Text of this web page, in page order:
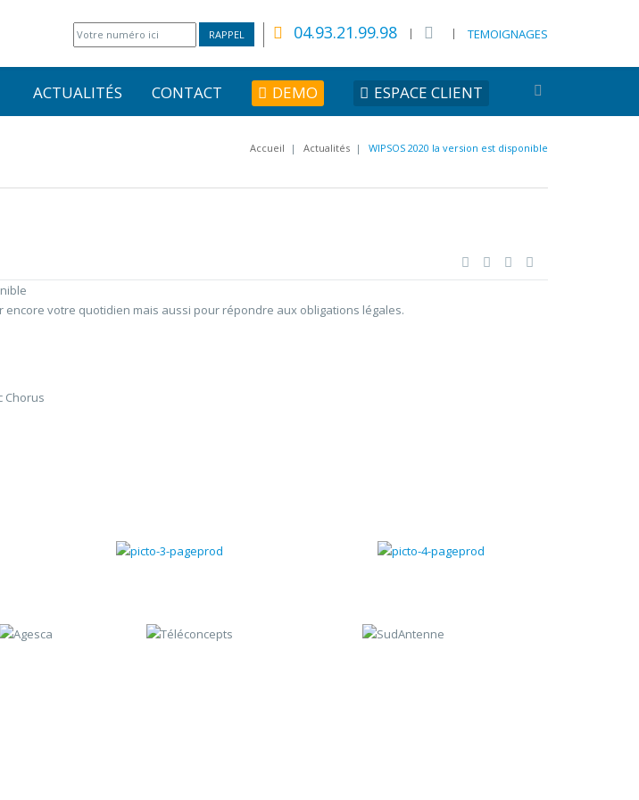
RAPPEL 04.93.21.99.98 TEMOIGNAGES
ACTUALITÉS CONTACT DEMO ESPACE CLIENT
Accueil | Actualités | WIPSOS 2020 la version est disponible
votre quotidien mais aussi pour répondre aux obligations légales.
Chorus